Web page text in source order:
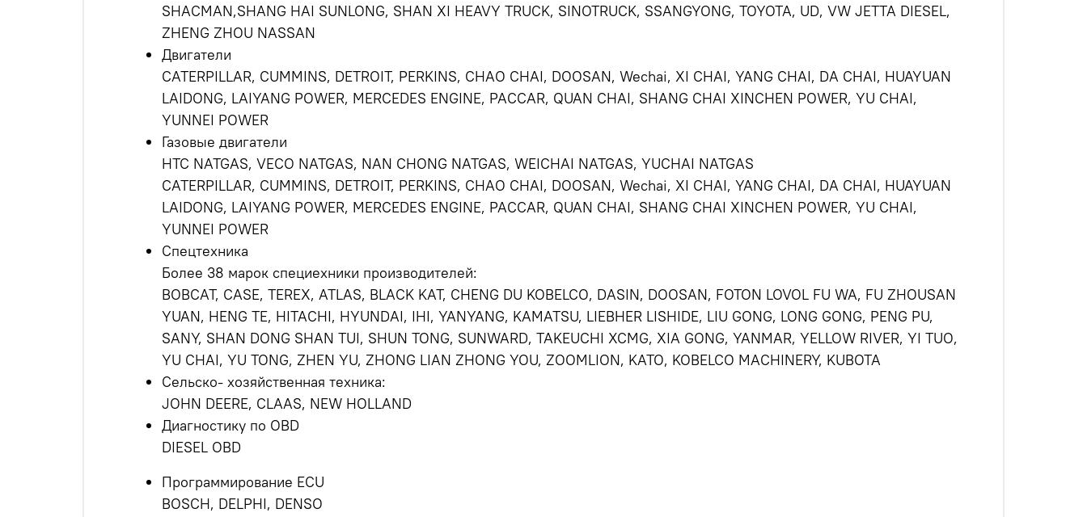
SHACMAN,SHANG HAI SUNLONG, SHAN XI HEAVY TRUCK, SINOTRUCK, SSANGYONG, TOYOTA, UD, VW JETTA DIESEL,
ZHENG ZHOU NASSAN
Двигатели
CATERPILLAR, CUMMINS, DETROIT, PERKINS, CHAO CHAI, DOOSAN, Wechai, XI CHAI, YANG CHAI, DA CHAI, HUAYUAN
LAIDONG, LAIYANG POWER, MERCEDES ENGINE, PACCAR, QUAN CHAI, SHANG CHAI XINCHEN POWER, YU CHAI,
YUNNEI POWER
Газовые двигатели
HTC NATGAS, VECO NATGAS, NAN CHONG NATGAS, WEICHAI NATGAS, YUCHAI NATGAS
CATERPILLAR, CUMMINS, DETROIT, PERKINS, CHAO CHAI, DOOSAN, Wechai, XI CHAI, YANG CHAI, DA CHAI, HUAYUAN
LAIDONG, LAIYANG POWER, MERCEDES ENGINE, PACCAR, QUAN CHAI, SHANG CHAI XINCHEN POWER, YU CHAI,
YUNNEI POWER
Спецтехника
Более 38 марок специехники производителей:
BOBCAT, CASE, TEREX, ATLAS, BLACK KAT, CHENG DU KOBELCO, DASIN, DOOSAN, FOTON LOVOL FU WA, FU ZHOUSAN
YUAN, HENG TE, HITACHI, HYUNDAI, IHI, YANYANG, KAMATSU, LIEBHER LISHIDE, LIU GONG, LONG GONG, PENG PU,
SANY, SHAN DONG SHAN TUI, SHUN TONG, SUNWARD, TAKEUCHI XCMG, XIA GONG, YANMAR, YELLOW RIVER, YI TUO,
YU CHAI, YU TONG, ZHEN YU, ZHONG LIAN ZHONG YOU, ZOOMLION, KATO, KOBELCO MACHINERY, KUBOTA
Сельско- хозяйственная техника:
JOHN DEERE, CLAAS, NEW HOLLAND
Диагностику по OBD
DIESEL OBD
Программирование ECU
BOSCH, DELPHI, DENSO